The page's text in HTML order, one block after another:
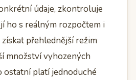
údaje, zkontroluje
ho s reálným rozpočtem i
získat přehlednější režim
množství vyhozených
ostatní platí jednoduché